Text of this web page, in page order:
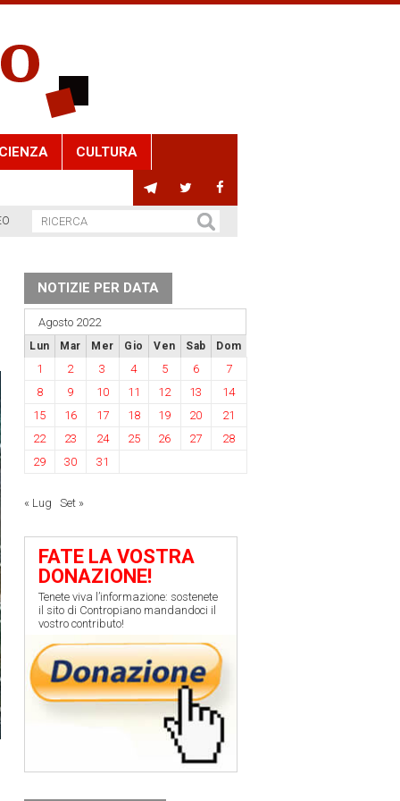
CULTURA
NOTIZIE PER DATA
Agosto 2022
Lun Mar Mer Gio Ven Sab Dom
1 2 3 4 5 6
7
8
9 10 11 12 13
14
15
16 17 18 19 20
21
22
23 24 25 26 27
28
29
30 31
« Lug Set »
FATE LA VOSTRA
DONAZIONE!
Tenete viva l’informazione: sostenete
il sito di Contropiano mandandoci il
vostro contributo!